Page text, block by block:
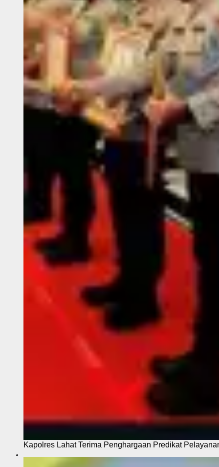
Kapolres Lahat Terima Penghargaan Predikat